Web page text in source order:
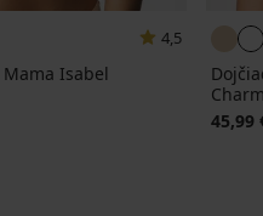
4,5
Isabel
Charm
45,99